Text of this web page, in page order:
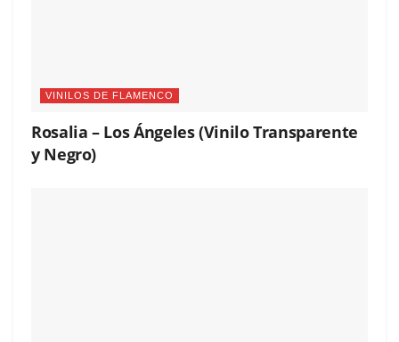
VINILOS DE FLAMENCO
Rosalia – Los Ángeles (Vinilo Transparente
y Negro)